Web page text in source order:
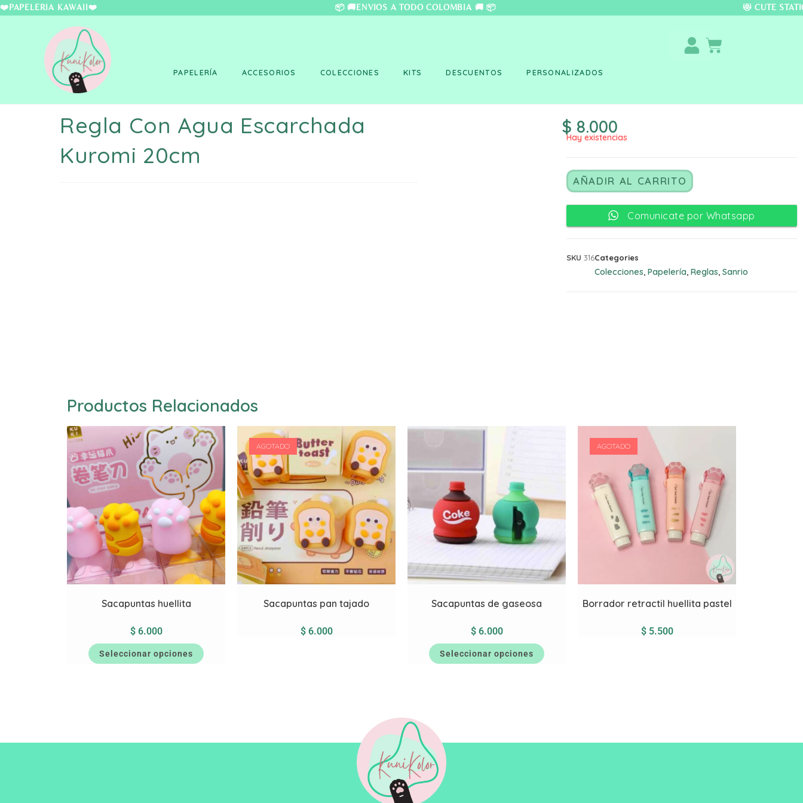
❤️PAPELERÍA KAWAII❤️ 📦 🚚ENVÍOS A TODO COLOMBIA 🚚 📦 😻
PAPELERÍA ACCESORIOS COLECCIONES KITS DESCUENTOS PERSONALIZADOS
Regla Con Agua Escarchada
Kuromi 20cm
$ 8.000
Hay existencias
AÑADIR AL CARRITO
Comunicate por Whatsapp
SKU 316Categories
Colecciones Papelería Reglas Sanrio
Productos Relacionados
Sacapuntas huellita
$6.000
Seleccionar opciones
AGOTADO
Sacapuntas pan tajado
$6.000
Sacapuntas de gaseosa
$6.000
Seleccionar opciones
AGOTADO
Borrador retractil huellita pastel
$5.500